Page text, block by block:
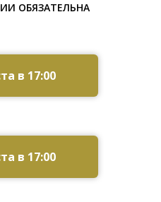
ОБЯЗАТЕЛЬНА
в 17:00
в 17:00